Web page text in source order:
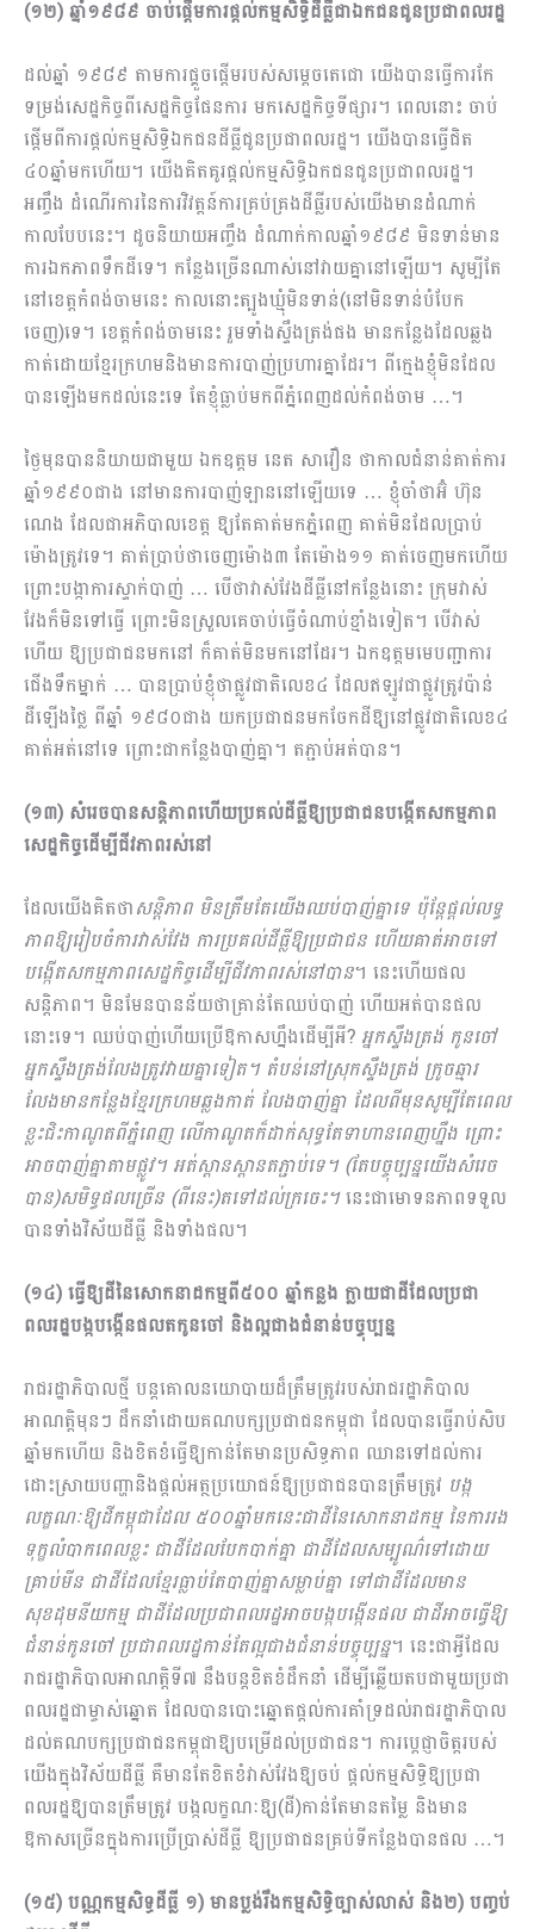
(១២) ឆ្នាំ១៩៨៩ ចាប់ផ្តើមការផ្តល់កម្មសិទ្ធិដីធ្លីជាឯកជនជូនប្រជាពលរដ្ឋ
ដល់ឆ្នាំ ១៩៨៩ តាមការផ្គួចផ្តើមរបស់សម្តេចតេជោ យើងបានធ្វើការកែ
ទម្រង់សេដ្ឋកិច្ចពីសេដ្ឋកិច្ចផែនការ មកសេដ្ឋកិច្ចទីផ្សារ។ ពេលនោះ ចាប់
ផ្តើមពីការផ្តល់កម្មសិទ្ធិឯកជនដីធ្លីជូនប្រជាពលរដ្ឋ។ យើងបានធ្វើជិត
៤០ឆ្នាំមកហើយ។ យើងគិតគូរផ្តល់កម្មសិទ្ធិឯកជនជូនប្រជាពលរដ្ឋ។
អញ្ចឹង ដំណើរការនៃការវិវត្តន៍ការគ្រប់គ្រងដីធ្លីរបស់យើងមានដំណាក់
កាលបែបនេះ។ ដូចនិយាយអញ្ចឹង ដំណាក់កាលឆ្នាំ១៩៨៩ មិនទាន់មាន
ការឯកភាពទឹកដីទេ។ កន្លែងច្រើនណាស់នៅវាយគ្នានៅឡើយ។ សូម្បីតែ
នៅខេត្តកំពង់ចាមនេះ កាលនោះត្បូងឃ្មុំមិនទាន់(នៅមិនទាន់បំបែក
ចេញ)ទេ។ ខេត្តកំពង់ចាមនេះ រួមទាំងស្ទឹងត្រង់ផង មានកន្លែងដែលឆ្លង
កាត់ដោយខ្មែរក្រហមនិងមានការបាញ់ប្រហារគ្នាដែរ។ ពីក្មេងខ្ញុំមិនដែល
បានឡើងមកដល់នេះទេ តែខ្ញុំធ្លាប់មកពីភ្នំពេញដល់កំពង់ចាម …។
ថ្ងៃមុនបាននិយាយជាមួយ ឯកឧត្តម នេត សាវឿន ថាកាលជំនាន់គាត់ការ
ឆ្នាំ១៩៩០ជាង នៅមានការបាញ់ឡាននៅឡើយទេ … ខ្ញុំចាំថាអ៊ំ ហ៊ុន
ណេង ដែលជាអភិបាលខេត្ត ឱ្យតែគាត់មកភ្នំពេញ គាត់មិនដែលប្រាប់
ម៉ោងត្រូវទេ។ គាត់ប្រាប់ថាចេញម៉ោង៣ តែម៉ោង១១​ គាត់ចេញមកហើយ
ព្រោះបង្កាការស្ទាក់បាញ់ … បើថាវាស់វែងដីធ្លីនៅកន្លែងនោះ ក្រុមវាស់
វែងក៏មិនទៅធ្វើ ព្រោះមិនស្រួលគេចាប់ធ្វើចំណាប់ខ្មាំងទៀត។ បើវាស់
ហើយ ឱ្យប្រ​ជា​ជនមកនៅ ក៏គាត់មិនមកនៅដែរ។ ឯកឧត្តមមេបញ្ជាការ
ជើងទឹកម្នាក់ … បានប្រាប់ខ្ញុំថាផ្លូវជាតិលេខ៤ ដែលឥឡូវជាផ្លូវត្រូវប៉ាន់
ដីឡើងថ្លៃ​​ ពីឆ្នាំ ១៩៨០ជាង យកប្រជាជនមកចែកដីឱ្យនៅផ្លូវជាតិលេខ៤
គាត់អត់នៅទេ ព្រោះជាកន្លែងបាញ់គ្នា។ តភ្ជាប់អត់បាន។
(១៣) សំរេចបានសន្តិភាពហើយប្រ​គល់ដីធ្លីឱ្យប្រជាជនបង្កើតសកម្មភាព
សេដ្ឋកិច្ចដើម្បីជីវភាពរស់នៅ
ដែលយើងគិតថាសន្តិភាព មិនត្រឹមតែយើងឈប់បាញ់គ្នាទេ ប៉ុន្តែផ្តល់លទ្ធ
ភាពឱ្យរៀបចំការវាស់វែង ការប្រ​គល់ដីធ្លីឱ្យប្រជាជន ហើយគាត់អាចទៅ
បង្កើតសកម្មភាពសេដ្ឋកិច្ចដើម្បីជីវភាពរស់នៅបាន។ នេះហើយផល
សន្តិភាព។ មិនមែនបានន័យថាគ្រាន់តែឈប់បាញ់ ហើយអត់បានផល
នោះទេ។ ឈប់បាញ់ហើយប្រើឱកាសហ្នឹងដើម្បីអី? អ្នកស្ទឹងត្រង់ កូនចៅ
អ្នកស្ទឹងត្រង់លែងត្រូវវាយគ្នាទៀត។ តំបន់នៅស្រុកស្ទឹងត្រង់ ក្រូចឆ្មារ
លែងមានកន្លែងខ្មែរក្រហមឆ្លងកាត់ លែងបាញ់គ្នា ដែលពីមុនសូម្បីតែពេល
ខ្លះជិះកាណូតពីភ្នំពេញ លើកាណូតក៏ដាក់សុទ្ធតែទាហានពេញហ្នឹង ព្រោះ
អាចបាញ់គ្នាតាមផ្លូវ។ អត់ស្ពានស្ពានតភ្ជាប់ទេ។ (តែបច្ចុប្បន្នយើងសំរេច
បាន)សមិទ្ធផលច្រើន (ពីនេះ)តទៅដល់ក្រចេះ។នេះជាមោទនភាពទទួល
បានទាំងវិស័យដីធ្លី និងទាំងផល។
(១៤) ធ្វើឱ្យដីនៃសោកនាដ​កម្មពី៥០០ ឆ្នាំកន្លង ក្លាយជាដីដែលប្រជា
ពលរដ្ឋបង្កបង្កើនផលតកូនចៅ និងល្អជាងជំនាន់បច្ចុប្បន្ន
រាជរដ្ឋាភិបាលថ្មី បន្តគោលនយោបាយដ៏ត្រឹមត្រូវរបស់រាជរដ្ឋាភិបាល
អាណត្តិមុនៗ ដឹកនាំដោយគណបក្សប្រជាជនកម្ពុជា ដែលបានធ្វើរាប់សិប
ឆ្នាំមកហើយ និងខិតខំធ្វើឱ្យកាន់តែមានប្រសិទ្ធភាព ឈានទៅដល់ការ
ដោះស្រាយបញ្ហានិងផ្តល់អត្ថប្រយោជន៍ឱ្យប្រជាជនបានត្រឹមត្រូវ បង្ក
លក្ខណៈឱ្យដីកម្ពុជាដែល ៥០០ឆ្នាំមកនេះជាដីនៃសោកនាដ​កម្ម នៃការរង
ទុក្ខលំបាកពេលខ្លះ ជាដីដែលបែកបាក់គ្នា ជាដីដែលសម្បូណ៌ទៅដោយ
គ្រាប់មីន ជាដីដែលខ្មែរធ្លាប់តែបាញ់គ្នាសម្លាប់គ្នា ទៅជាដីដែលមាន
សុខដុមនីយកម្ម ជាដីដែលប្រជាពលរដ្ឋអាចបង្កបង្កើនផល ជាដីអាចធ្វើឱ្យ
ជំនាន់កូនចៅ ប្រជាពលរដ្ឋកាន់តែល្អជាងជំនាន់បច្ចុប្បន្ន​។ នេះជាអ្វីដែល
រាជរដ្ឋាភិបាលអាណត្តិទី៧ នឹងបន្តខិតខំដឹកនាំ ដើម្បីឆ្លើយតបជាមួយប្រជា
ពលរដ្ឋជាម្ចាស់ឆ្នោត ដែលបានបោះឆ្នោតផ្តល់ការគាំទ្រដល់រាជរដ្ឋាភិបាល
ដល់គណបក្សប្រជាជនកម្ពុជាឱ្យបម្រើដល់ប្រជាជន។ ការប្តេជ្ញាចិត្តរបស់
យើងក្នុងវិស័យដីធ្លី គឺមានតែខិតខំវាស់វែងឱ្យចប់ ផ្តល់កម្មសិទ្ធិឱ្យប្រជា
ពលរដ្ឋឱ្យបានត្រឹមត្រូវ​ បង្កលក្ខណៈឱ្យ(ដី)កាន់តែមានតម្លៃ និងមាន
ឱកាសច្រើនក្នុងការប្រើប្រាស់ដីធ្លី ឱ្យប្រជាជនគ្រប់ទីកន្លែងបានផល …។
(១៥) បណ្ណកម្មសិទ្ធដីធ្លី ១) មានប្លង់រឹងកម្មសិទ្ធិច្បាស់លាស់ និង២) បញ្ចប់